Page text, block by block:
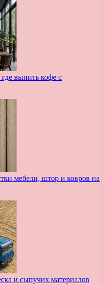
выпить кофе с
мебели, штор и ковров на
и сыпучих материалов